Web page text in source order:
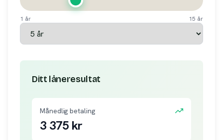
1 år 15 år
Ditt låneresultat
Månedlig betaling
3 375kr